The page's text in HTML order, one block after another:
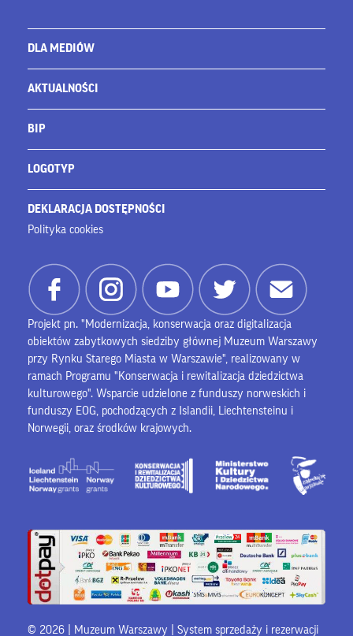
DLA MEDIÓW
AKTUALNOŚCI
BIP
LOGOTYP
DEKLARACJA DOSTĘPNOŚCI
Polityka cookies
Projekt pn. "Modernizacja, konserwacja oraz digitalizacja
obiektów zabytkowych siedziby głównej Muzeum Warszawy
przy Rynku Starego Miasta w Warszawie", realizowany w
ramach Programu "Konserwacja i rewitalizacja dziedzictwa
kulturowego". Wsparcie udzielone z funduszy norweskich i
funduszy EOG, pochodzących z Islandii, Liechtensteinu i
Norwegii, oraz środków krajowych.
© 2026 | Muzeum Warszawy | System sprzedaży i rezerwacji